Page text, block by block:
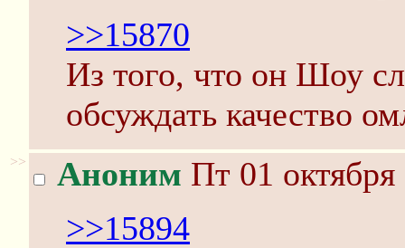
>>15870
Из того, что он Шоу
обсуждать качество
>> Аноним Пт 01
>>15894